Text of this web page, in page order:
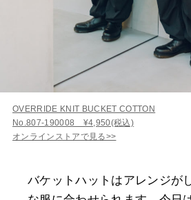
OVERRIDE KNIT BUCKET COTTON
No.807-190008 ¥4,950(税込)
オンラインストアで見る>>
バケットハットはアレンジが